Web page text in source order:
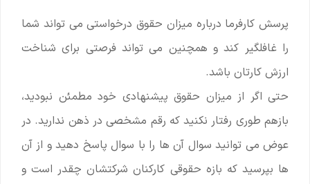
پرسش کارفرما درباره میزان حقوق درخواستی می تواند شما
را غافلگیر کند و همچنین می تواند فرصتی برای شناخت
ارزش کارتان باشد.
حتی اگر از میزان حقوق پیشنهادی خود مطمئن نبودید،
بازهم طوری رفتار نکنید که رقم مشخصی در ذهن ندارید. در
عوض می توانید سوال آن ها را با سوال پاسخ دهید و از آن
ها بپرسید که بازه حقوقی کارکنان شرکتشان چقدر است و